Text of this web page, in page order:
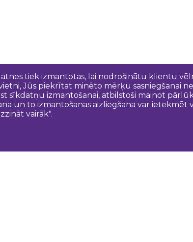
tiek izmantotas, lai nodrošinātu klientu
Jūs piekrītat minēto mērķu sasniegšanai
sīkdatņu izmantošanai, atbilstoši mainot
un to izmantošanas aizliegšana var ietekmēt
vairāk".